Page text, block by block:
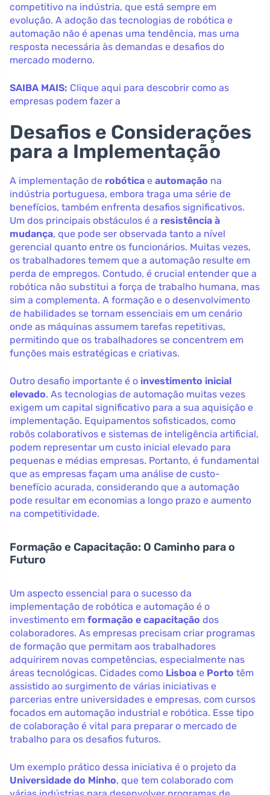
competitivo na indústria, que está sempre em
evolução. A adoção das tecnologias de robótica e
automação não é apenas uma tendência, mas uma
resposta necessária às demandas e desafios do
mercado moderno.
SAIBA MAIS: Clique aqui para descobrir como as
empresas podem fazer a
Desafios e Considerações
para a Implementação
A implementação de robótica e automação na
indústria portuguesa, embora traga uma série de
benefícios, também enfrenta desafios significativos.
Um dos principais obstáculos é a resistência à
mudança, que pode ser observada tanto a nível
gerencial quanto entre os funcionários. Muitas vezes,
os trabalhadores temem que a automação resulte em
perda de empregos. Contudo, é crucial entender que a
robótica não substitui a força de trabalho humana, mas
sim a complementa. A formação e o desenvolvimento
de habilidades se tornam essenciais em um cenário
onde as máquinas assumem tarefas repetitivas,
permitindo que os trabalhadores se concentrem em
funções mais estratégicas e criativas.
Outro desafio importante é o investimento inicial
elevado. As tecnologias de automação muitas vezes
exigem um capital significativo para a sua aquisição e
implementação. Equipamentos sofisticados, como
robôs colaborativos e sistemas de inteligência artificial,
podem representar um custo inicial elevado para
pequenas e médias empresas. Portanto, é fundamental
que as empresas façam uma análise de custo-
benefício acurada, considerando que a automação
pode resultar em economias a longo prazo e aumento
na competitividade.
Formação e Capacitação: O Caminho para o
Futuro
Um aspecto essencial para o sucesso da
implementação de robótica e automação é o
investimento em formação e capacitação dos
colaboradores. As empresas precisam criar programas
de formação que permitam aos trabalhadores
adquirirem novas competências, especialmente nas
áreas tecnológicas. Cidades como Lisboa e Porto têm
assistido ao surgimento de várias iniciativas e
parcerias entre universidades e empresas, com cursos
focados em automação industrial e robótica. Esse tipo
de colaboração é vital para preparar o mercado de
trabalho para os desafios futuros.
Um exemplo prático dessa iniciativa é o projeto da
Universidade do Minho, que tem colaborado com